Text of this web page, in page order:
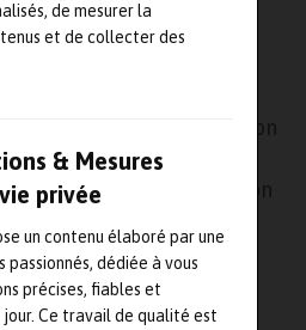
de mesurer la
et de collecter des
& Mesures
privée
un contenu élaboré par une
dédiée à vous
précises, fiables et
Ce travail de qualité est
récemment fait l’acquisition
(du fabricant
révolutionner l’utilisation
ce superordinateur
rapide au monde, peut
en permettant de réaliser